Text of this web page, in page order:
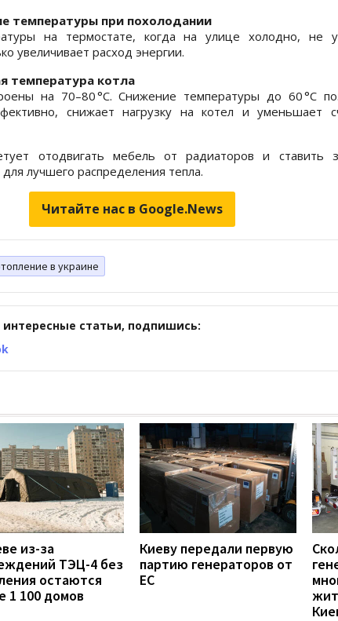
температуры при похолодании
на термостате, когда на улице холодно, не
увеличивает расход энергии.
температура котла
на 70–80 °C. Снижение температуры до 60 °C
снижает нагрузку на котел и уменьшает
отодвигать мебель от радиаторов и ставить
лучшего распределения тепла.
Читайте нас в Google.News
в украине
интересные статьи, подпишись:
из-за
ТЭЦ-4 без
остаются
1 100 домов
Киеву передали первую
партию генераторов от
ЕС